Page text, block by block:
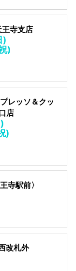
寺支店
)
)
レッソ＆クッ
店
)
寺駅前〉
改札外